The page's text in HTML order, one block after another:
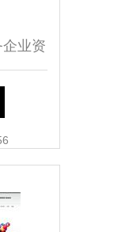
业资
理服